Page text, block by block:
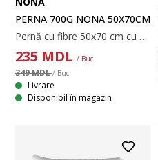
PERNA 700G NONA 50X70CM
Pernă cu fibre 50x70 cm cu umplutură moale și ușoară din fibră goală siliconizată, 700 g. Țesătură moale din 100% microfibră de poliester reciclat. Matlasată cu fibre de poliester. Temperatură spălare: 60°C.
235 MDL / Buc
349 MDL/ Buc
Livrare
Disponibil în magazin